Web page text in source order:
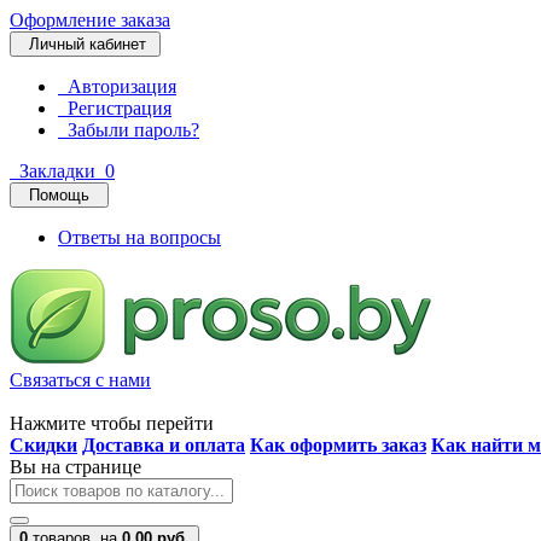
Оформление заказа
Личный кабинет
Авторизация
Регистрация
Забыли пароль?
Закладки 0
Помощь
Ответы на вопросы
Связаться с нами
Нажмите чтобы перейти
Скидки Доставка и оплата Как оформить заказ Как найти
Вы на странице